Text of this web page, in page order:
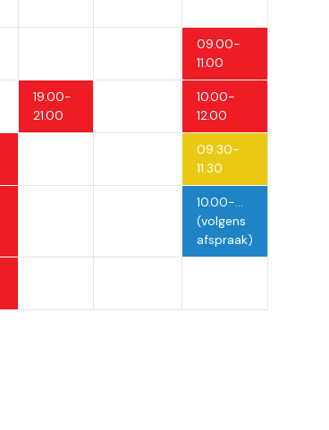
09.00-
11.00
19.00-
21.00
10.00-
12.00
09.30-
11.30
10.00-...
(volgens
afspraak)